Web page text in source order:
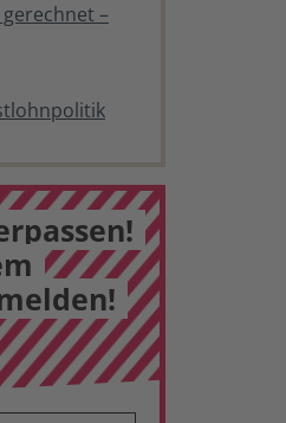
–